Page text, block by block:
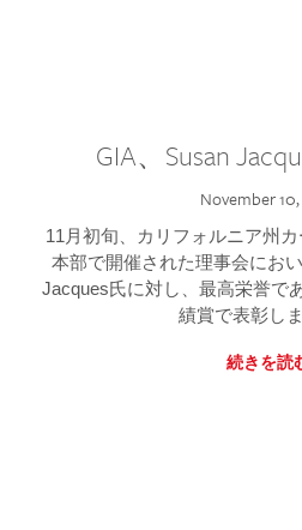
GIA、Susan
November
11月初旬、カリフォルニア州
本部で開催された理事会にお
Jacques氏に対し、最高栄誉で
績賞で表彰しま
続きを読